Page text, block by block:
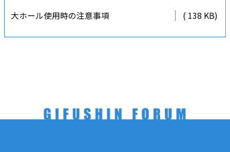
大ホール使用時の注意事項 ( 138 KB)